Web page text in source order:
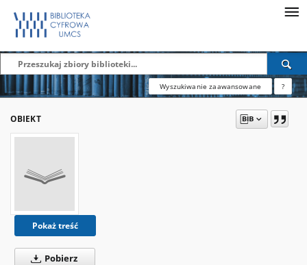
Wyszukiwanie zaawansowane ?
OBIEKT
Pokaż treść
Pobierz